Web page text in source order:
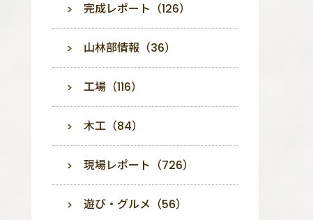
完成レポート（126）
山林部情報（36）
工場（116）
木工（84）
現場レポート（726）
遊び・グルメ（56）